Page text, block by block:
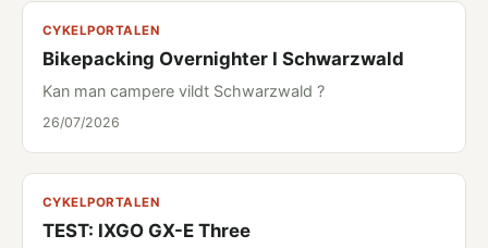
CYKELPORTALEN
Bikepacking Overnighter I Schwarzwald
Kan man campere vildt Schwarzwald ?
26/07/2026
CYKELPORTALEN
TEST: IXGO GX-E Three